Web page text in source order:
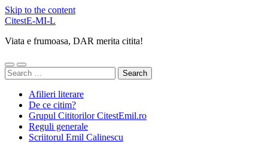
Skip to the content
CitestE-MI-L
Viata e frumoasa, DAR merita citita!
Toggle
mobile
Toggle
search
Search
for:
Afilieri literare
De ce citim?
Grupul Cititorilor CitestEmil.ro
Reguli generale
Scriitorul Emil Calinescu